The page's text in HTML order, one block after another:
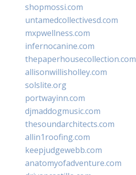
shopmossi.com
untamedcollectivesd.com
mxpwellness.com
infernocanine.com
thepaperhousecollection.com
allisonwillisholley.com
solslite.org
portwayinn.com
djmaddogmusic.com
thesoundarchitects.com
allin1roofing.com
keepjudgewebb.com
anatomyofadventure.com